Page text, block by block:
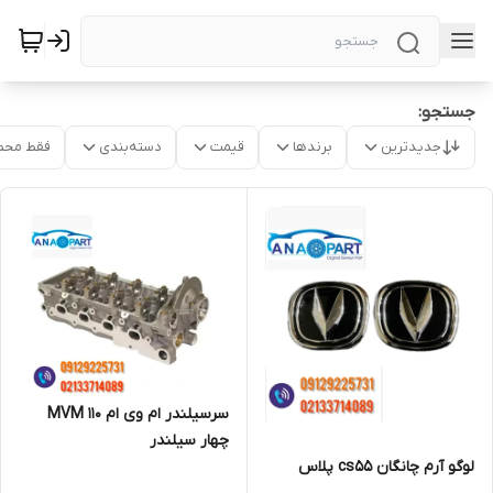
جستجو:
جدیدترین برندها قیمت دسته‌بندی فقط
لوگو آرم چانگان cs55 پلاس
سرسیلندر ام وی ام ۱۱۰ MVM
چهار سیلندر